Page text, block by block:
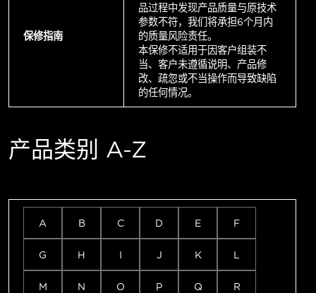
保修指南
品过程中发现产品质量与原技术
参数不符，我们将承担6个月内
的质量风险责任。
本保修不适用于因客户组装不
当、客户未遵循说明、产品修
改、疏忽或不当操作而导致缺陷
的任何情况。
产品类别 A-Z
A B C D E F
G H I J K L
M N O P Q R